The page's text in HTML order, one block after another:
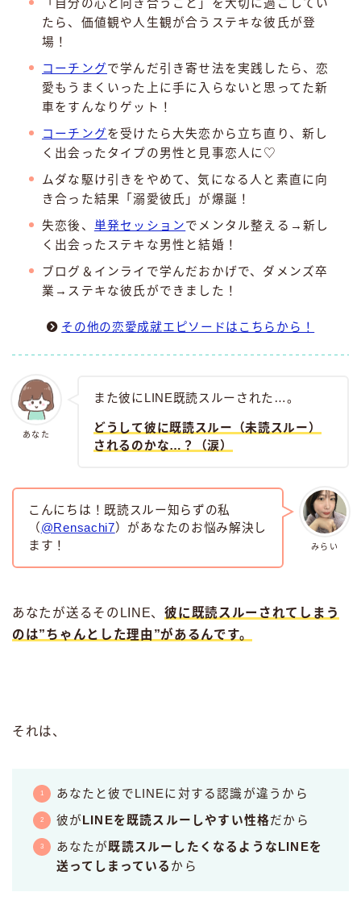
「自分の心と向き合うこと」を大切に過ごしてい
たら、価値観や人生観が合うステキな彼氏が登
場！
コーチングで学んだ引き寄せ法を実践したら、恋
愛もうまくいった上に手に入らないと思ってた新
車をすんなりゲット！
コーチングを受けたら大失恋から立ち直り、新し
く出会ったタイプの男性と見事恋人に♡
ムダな駆け引きをやめて、気になる人と素直に向
き合った結果「溺愛彼氏」が爆誕！
失恋後、 単発セッションでメンタル整える→新し
く出会ったステキな男性と結婚！
ブログ＆インライで学んだおかげで、ダメンズ卒
業→ステキな彼氏ができました！
その他の恋愛成就エピソードはこちらから！
あなた
また彼にLINE既読スルーされた…。
どうして彼に既読スルー（未読スルー）
されるのかな…？（涙）
みらい
こんにちは！既読スルー知らずの私
（@Rensachi7）があなたのお悩み解決し
ます！
あなたが送るそのLINE、彼に既読スルーされてしまう
のは”ちゃんとした理由”があるんです。
それは、
あなたと彼でLINEに対する認識が違うから
彼がLINEを既読スルーしやすい性格だから
あなたが既読スルーしたくなるようなLINEを
送ってしまっている から